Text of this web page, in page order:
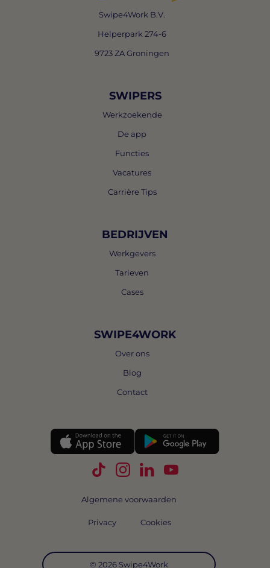
Swipe4Work B.V.
Helperpark 274-6
9723 ZA Groningen
SWIPERS
Werkzoekende
De app
Functies
Vacatures
Carrière Tips
BEDRIJVEN
Werkgevers
Tarieven
Cases
SWIPE4WORK
Over ons
Blog
Contact
Volg Swipe4Work op TikTok
Volg Swipe4Work op
Volg Swipe4Work op
Volg Swipe4Work
© 2026 Swipe4Work
Algemene voorwaarden
Privacy Cookies